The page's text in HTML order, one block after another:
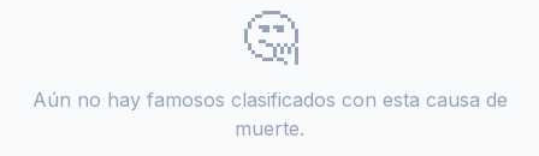
🤔
Aún no hay famosos clasificados con esta causa de
muerte.